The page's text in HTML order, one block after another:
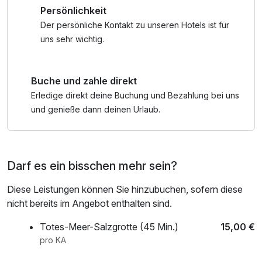
Persönlichkeit
Der persönliche Kontakt zu unseren Hotels ist für
uns sehr wichtig.
Buche und zahle direkt
Erledige direkt deine Buchung und Bezahlung bei uns
und genieße dann deinen Urlaub.
Darf es ein bisschen mehr sein?
Diese Leistungen können Sie hinzubuchen, sofern diese
nicht bereits im Angebot enthalten sind.
Totes-Meer-Salzgrotte (45 Min.)
15,00 €
pro KA